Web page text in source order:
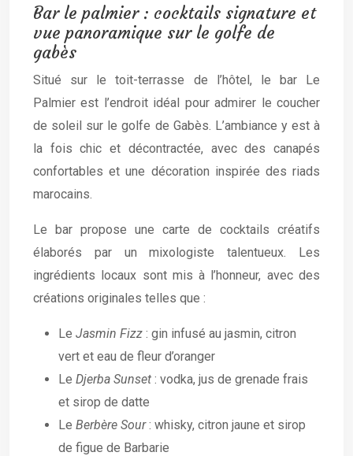
Bar le palmier : cocktails signature et
vue panoramique sur le golfe de
gabès
Situé sur le toit-terrasse de l’hôtel, le bar Le
Palmier est l’endroit idéal pour admirer le coucher
de soleil sur le golfe de Gabès. L’ambiance y est à
la fois chic et décontractée, avec des canapés
confortables et une décoration inspirée des riads
marocains.
Le bar propose une carte de cocktails créatifs
élaborés par un mixologiste talentueux. Les
ingrédients locaux sont mis à l’honneur, avec des
créations originales telles que :
Le Jasmin Fizz : gin infusé au jasmin, citron
vert et eau de fleur d’oranger
Le Djerba Sunset : vodka, jus de grenade frais
et sirop de datte
Le Berbère Sour: whisky, citron jaune et sirop
de figue de Barbarie